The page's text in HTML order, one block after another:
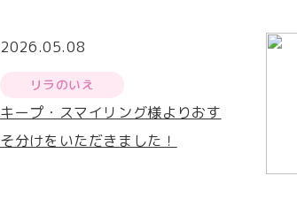
2026.05.08
リラのいえ
キープ・スマイリング様よりおす
そ分けをいただきました！